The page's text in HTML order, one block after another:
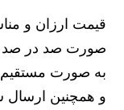
قیمت ارزان و
صورت صد در صد
به صورت مستقیم
و همچنین ارسال